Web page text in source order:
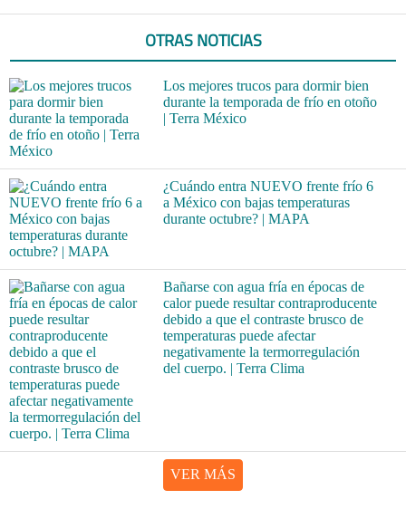
OTRAS NOTICIAS
Los mejores trucos para dormir bien
durante la temporada de frío en otoño
| Terra México
¿Cuándo entra NUEVO frente frío 6
a México con bajas temperaturas
durante octubre? | MAPA
Bañarse con agua fría en épocas de
calor puede resultar contraproducente
debido a que el contraste brusco de
temperaturas puede afectar
negativamente la termorregulación
del cuerpo. | Terra Clima
VER MÁS